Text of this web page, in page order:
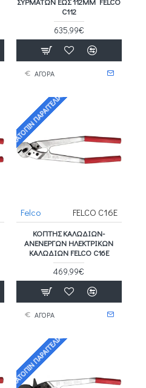
C112
635,99€
ΑΓΟΡΑ
ΚΑΤΌΠΙΝ ΠΑΡΑΓΓΕΛΊΑΣ
Felco FELCO C16E
ΚΌΠΤΗΣ ΚΑΛΩΔΊΩΝ-
ΑΝΕΝΕΡΓΏΝ ΗΛΕΚΤΡΙΚΏΝ
ΚΑΛΩΔΊΩΝ FELCO C16E
469,99€
ΑΓΟΡΑ
ΚΑΤΌΠΙΝ ΠΑΡΑΓΓΕΛΊΑΣ